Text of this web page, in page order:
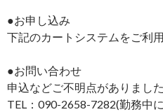
●お申し込み
下記のカートシステムをご利
●お問い合わせ
申込などご不明点がありまし
TEL：090-2658-7282(勤務中